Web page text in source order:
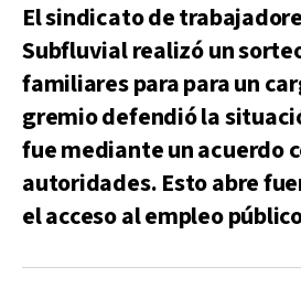
El sindicato de
Subfluvial realizó un
familiares para para un
gremio defendió la
fue mediante un acuerdo
autoridades. Esto abre
el acceso al empleo